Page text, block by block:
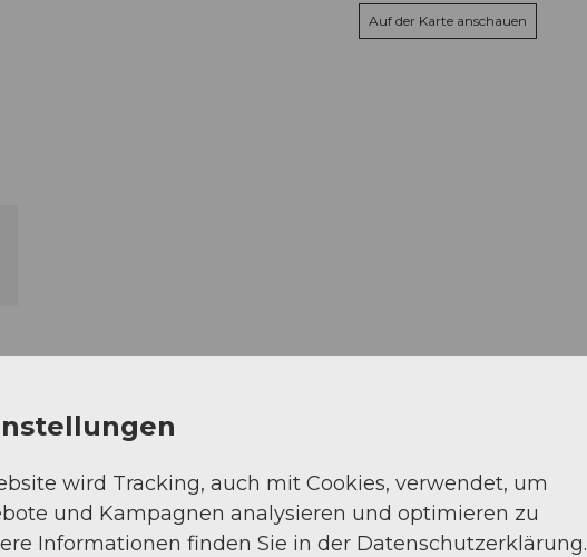
Auf der Karte anschauen
wird Tracking, auch mit Cookies, verwendet, um
und Kampagnen analysieren und optimieren zu
Informationen finden Sie in der Datenschutzerklärung.